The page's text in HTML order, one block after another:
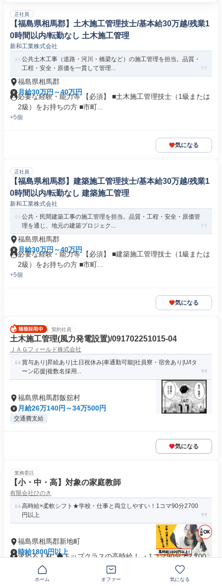
正社員
【福島県相馬郡】土木施工管理技士/基本給30万越/残業1
0時間以内/転勤なし 土木施工管理
新和工業株式会社
公共土木工事（道路・河川・橋梁など）の施工管理を担当。品質・
工程・安全・原価を一貫して管理...
福島県相馬郡
月給30万円～40万円
必要な経験・能力等 【必須】 ■土木施工管理技士（1級または
2級）をお持ちの方 ■市町...
+5個
気になる
正社員
【福島県相馬郡】建築施工管理技士/基本給30万越/残業1
0時間以内/転勤なし 建築施工管理
新和工業株式会社
公共・民間建築工事の施工管理を担当。品質・工程・安全・原価管
理を通じ、地元の建築プロジェク...
福島県相馬郡
月給30万円～40万円
必要な経験・能力等 【必須】 ■建築施工管理技士（1級または
2級）をお持ちの方 ■市町...
+5個
気になる
契約社員
土木施工管理(風力発電設置)/091702251015-04
ＪＡＧフィールド株式会社
賞与あり|昇給あり|土日祝休み|車通勤可能|社員寮・宿舍あり|U/Iタ
ーン応援|複数名採用...
福島県相馬郡飯舘村
月給26万140円～34万500円
交通費支給
気になる
業務委託
【小・中・高】対象の家庭教師
有限会社ひのき
高時給×柔軟シフト★学校・仕事と両立しやすい！1コマ90分2700
円以上
福島県相馬郡新地町
時給1800円以上
求める人材: ◆トップクラスの高時給！ ・1コマ90分で2,700
円以上、初心者で...
週1日からOK +1個
ホーム オファー 気になる